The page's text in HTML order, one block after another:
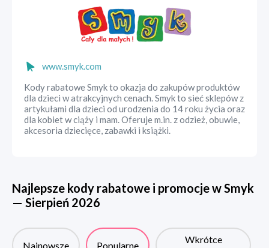
www.smyk.com
Kody rabatowe Smyk to okazja do zakupów produktów
dla dzieci w atrakcyjnych cenach. Smyk to sieć sklepów z
artykułami dla dzieci od urodzenia do 14 roku życia oraz
dla kobiet w ciąży i mam. Oferuje m.in. z odzież, obuwie,
akcesoria dziecięce, zabawki i książki.
Najlepsze kody rabatowe i promocje wSmyk
— Sierpień 2026
Najnowsze Popularne
Wkrótce